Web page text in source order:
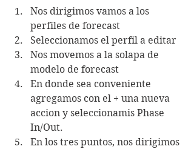
Nos dirigimos vamos a los
perfiles de forecast
Seleccionamos el perfil a editar
Nos movemos a la solapa de
modelo de forecast
En donde sea conveniente
agregamos con el + una nueva
accion y seleccionamis Phase
In/Out.
En los tres puntos, nos dirigimos